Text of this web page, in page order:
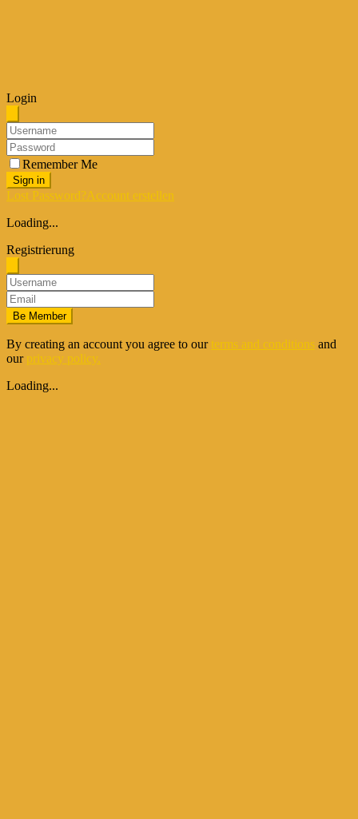
Login
Remember Me
Sign in
Lost Password?Account erstellen
Loading...
Registrierung
Be Member
By creating an account you agree to our terms and conditions and
our privacy policy.
Loading...